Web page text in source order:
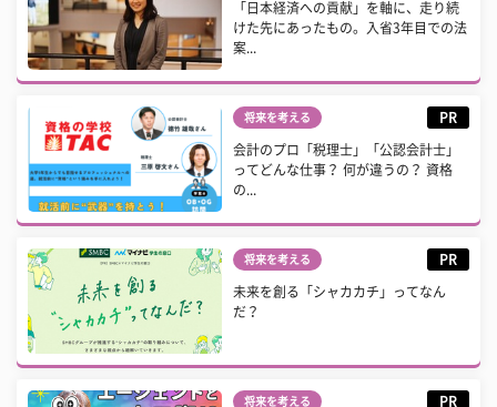
「日本経済への貢献」を軸に、走り続
けた先にあったもの。入省3年目での法
案...
将来を考える PR
会計のプロ「税理士」「公認会計士」
ってどんな仕事？ 何が違うの？ 資格
の...
将来を考える PR
未来を創る「シャカカチ」ってなん
だ？
将来を考える PR